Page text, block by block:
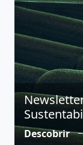
Descobrir